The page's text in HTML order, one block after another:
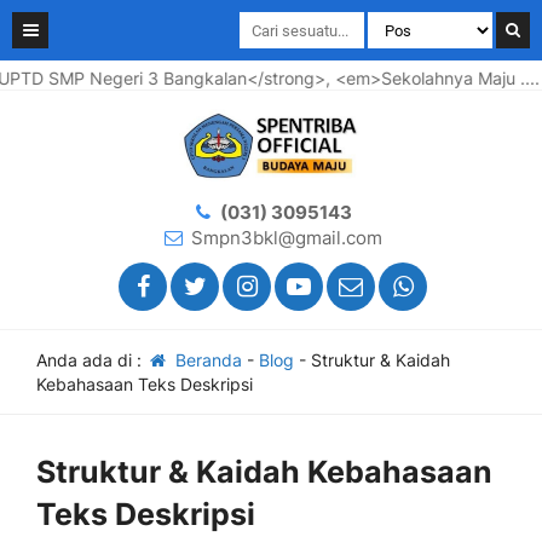
Negeri 3 Bangkalan</strong>, <em>Sekolahnya Maju ....
(031) 3095143
Smpn3bkl@gmail.com
Anda ada di : Beranda - Blog - Struktur & Kaidah
Kebahasaan Teks Deskripsi
Struktur & Kaidah Kebahasaan
Teks Deskripsi